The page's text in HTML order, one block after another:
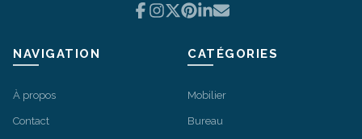
Facebook
Instagram
X Pinterest
LinkedIn
Email
NAVIGATION
À propos
Contact
CATÉGORIES
Mobilier
Bureau